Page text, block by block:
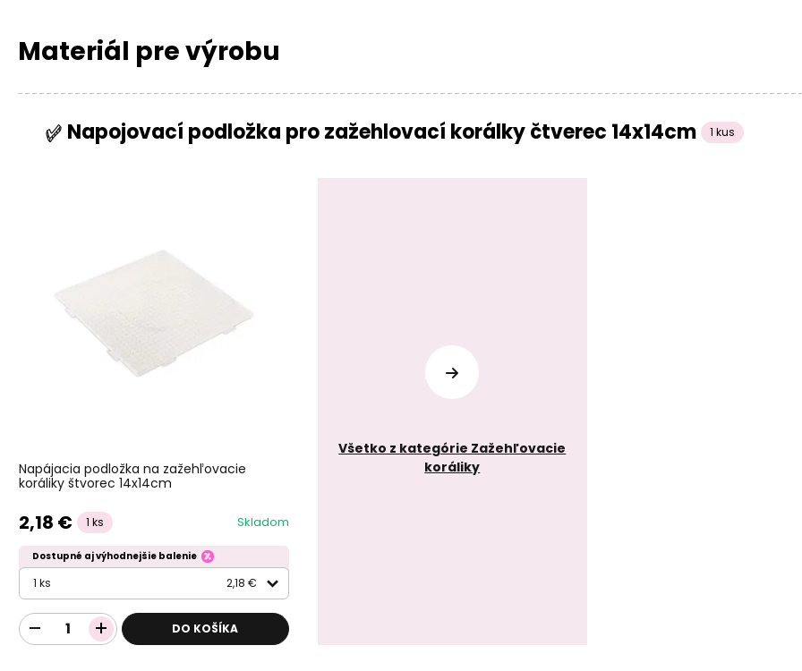
Materiál pre výrobu
Napojovací podložka pro zažehlovací korálky čtverec 14x14cm 1 kus
Napájacia podložka na zažehľovacie
koráliky štvorec 14x14cm
2,18 € 1 ks Skladom
Dostupné aj výhodnejšie balenie
1 ks 2,18 €
DO KOŠÍKA
Všetko z kategórie Zažehľovacie
koráliky